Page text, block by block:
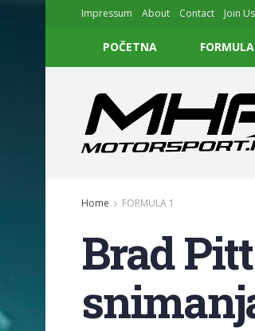
Impressum About Contact Join Us
POČETNA
Home FORMULA 1
Brad